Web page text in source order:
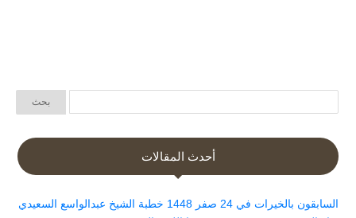
أحدث المقالات
السابقون بالخيرات في 24 صفر 1448 خطبة الشيخ عبدالواسع السعيدي